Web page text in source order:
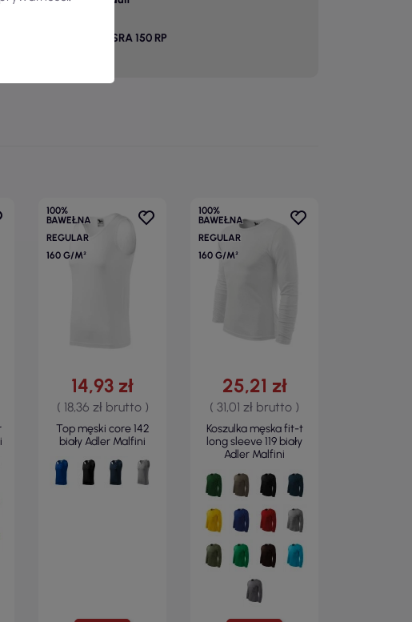
wiekowa
TSRA 150 RP
100%
BAWEŁNA
REGULAR
160 G/M²
14,93 zł
( 18,36 zł brutto )
Top męski core 142
biały Adler Malfini
100%
BAWEŁNA
REGULAR
160 G/M²
25,21 zł
( 31,01 zł brutto )
Koszulka męska fit-t
long sleeve 119 biały
Adler Malfini